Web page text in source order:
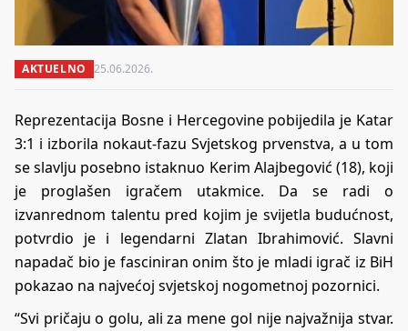
AKTUELNO 25.06.2026.
Reprezentacija Bosne i Hercegovine pobijedila je Katar
3:1 i izborila nokaut-fazu Svjetskog prvenstva, a u tom
se slavlju posebno istaknuo Kerim Alajbegović (18), koji
je proglašen igračem utakmice. Da se radi o
izvanrednom talentu pred kojim je svijetla budućnost,
potvrdio je i legendarni Zlatan Ibrahimović. Slavni
napadač bio je fasciniran onim što je mladi igrač iz BiH
pokazao na najvećoj svjetskoj nogometnoj pozornici.
“Svi pričaju o golu, ali za mene gol nije najvažnija stvar.